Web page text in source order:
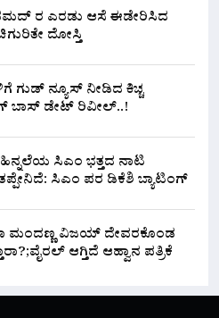
ರ ಎರಡು ಆಸೆ ಈಡೇರಿಸಿದ
ದೋಸ್ತಿ
ಗುಡ್ ನ್ಯೂಸ್ ನೀಡಿದ ಕಿಚ್ಚ
ಬಾಸ್ ಡೇಟ್ ರಿವೀಲ್..!
ಸಿಎಂ ಭತ್ತದ ನಾಟಿ
ಸಿಎಂ ಪರ ಡಿಕೆಶಿ ಬ್ಯಾಟಿಂಗ್
ಮಂದಣ್ಣ ವಿಜಯ್ ದೇವರಕೊಂಡ
ಆಗ್ತಿದೆ ಆಹ್ವಾನ ಪತ್ರಿಕೆ